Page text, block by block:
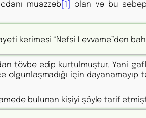
muazzeb[1] olan ve bu
kerimesi “Nefsi Levvame”den
tövbe edip kurtulmuştur. Yani
olgunlaşmadığı için dayanamayıp
bulunan kişiyi şöyle tarif